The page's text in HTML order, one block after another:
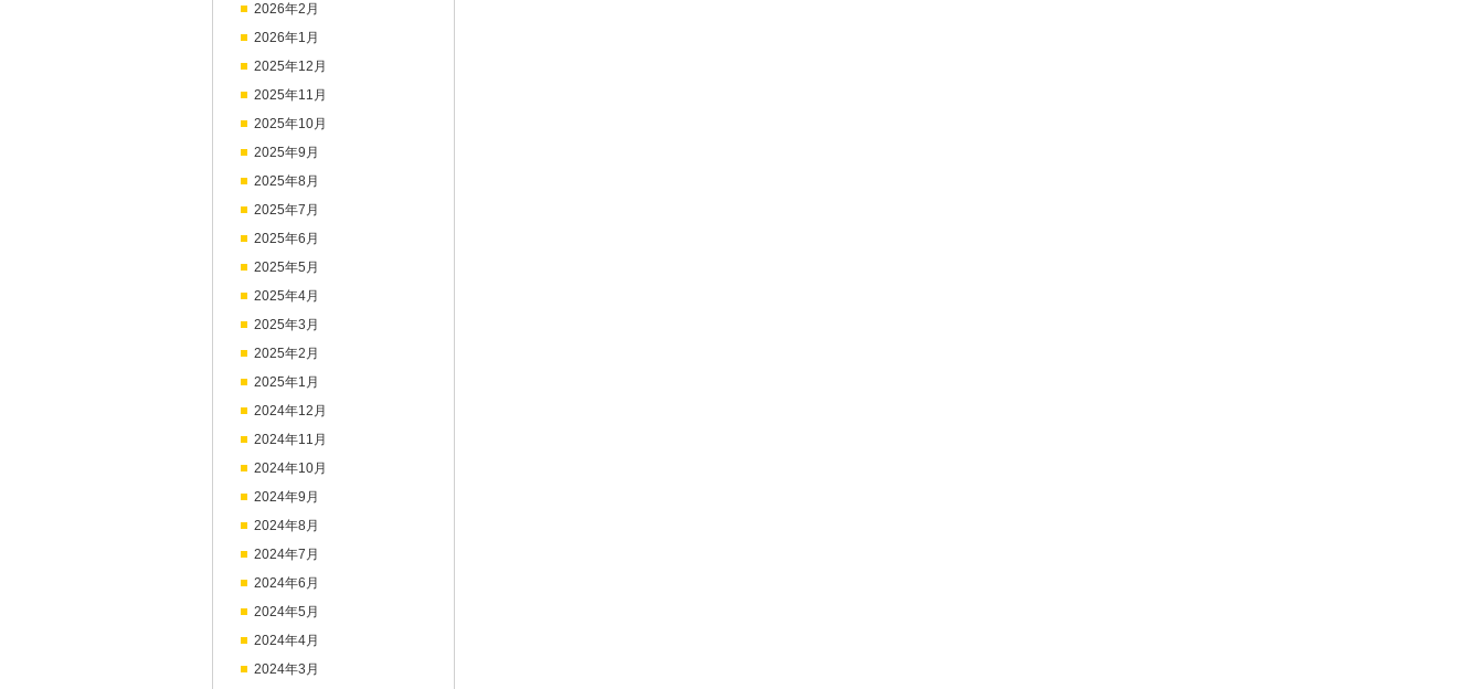
2026年2月
2026年1月
2025年12月
2025年11月
2025年10月
2025年9月
2025年8月
2025年7月
2025年6月
2025年5月
2025年4月
2025年3月
2025年2月
2025年1月
2024年12月
2024年11月
2024年10月
2024年9月
2024年8月
2024年7月
2024年6月
2024年5月
2024年4月
2024年3月